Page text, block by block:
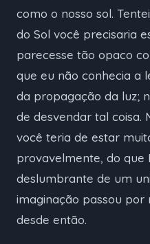
como o nosso sol.
do Sol você precisaria
parecesse tão opaco
que eu não conhecia a
da propagação da luz;
de desvendar tal coisa.
você teria de estar
provavelmente, do que
deslumbrante de um
imaginação passou por
desde então.